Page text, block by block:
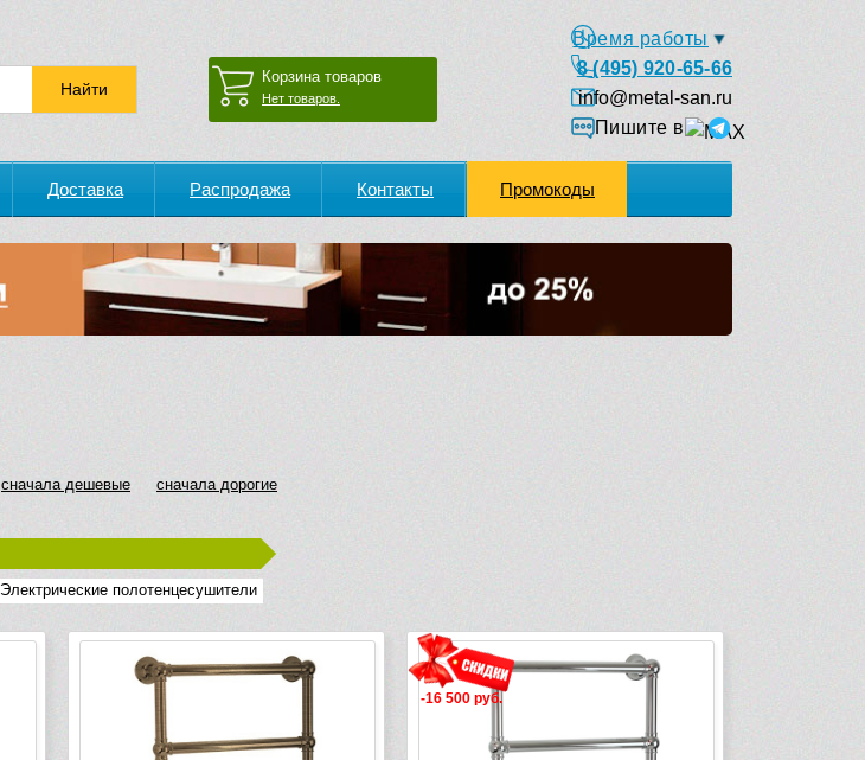
Корзина товаров
Нет товаров.
Время работы
8 (495) 920-65-66
info@metal-san.ru
Пишите в
Доставка Распродажа Контакты Промокоды
сначала дешевые сначала дорогие
Электрические полотенцесушители
-16 500 руб.